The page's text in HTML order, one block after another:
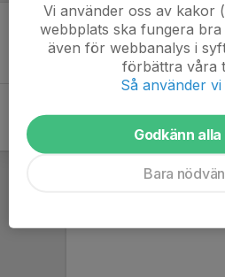
Inget referat
Vi använder oss av kakor
webbplats ska fungera
även för webbanalys i
förbättra våra
Så använder
Godkänn
Bara